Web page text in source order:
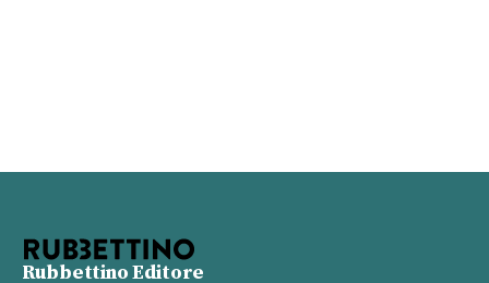
Rubbettino Editore